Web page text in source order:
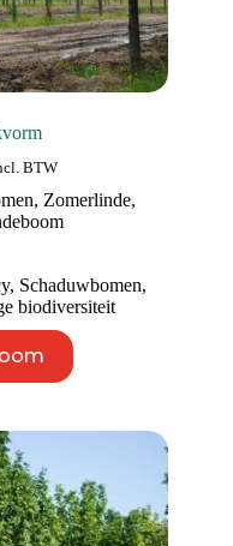
BTW
, Zomerlinde,
, Schaduwbomen,
biodiversiteit